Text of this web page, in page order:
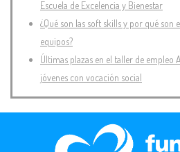
Escuela de Excelencia y Bienestar
¿Qué son las soft skills y por qué son
equipos?
Últimas plazas en el taller de
jóvenes con vocación social